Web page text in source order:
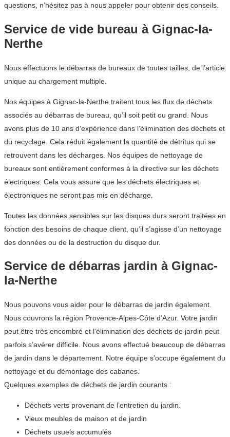
questions, n’hésitez pas à nous appeler pour obtenir des conseils.
Service de vide bureau à Gignac-la-
Nerthe
Nous effectuons le débarras de bureaux de toutes tailles, de l’article
unique au chargement multiple.
Nos équipes à Gignac-la-Nerthe traitent tous les flux de déchets
associés au débarras de bureau, qu’il soit petit ou grand. Nous
avons plus de 10 ans d’expérience dans l’élimination des déchets et
du recyclage. Cela réduit également la quantité de détritus qui se
retrouvent dans les décharges. Nos équipes de nettoyage de
bureaux sont entièrement conformes à la directive sur les déchets
électriques. Cela vous assure que les déchets électriques et
électroniques ne seront pas mis en décharge.
Toutes les données sensibles sur les disques durs seront traitées en
fonction des besoins de chaque client, qu’il s’agisse d’un nettoyage
des données ou de la destruction du disque dur.
Service de débarras jardin à Gignac-
la-Nerthe
Nous pouvons vous aider pour le débarras de jardin également.
Nous couvrons la région Provence-Alpes-Côte d’Azur. Votre jardin
peut être très encombré et l’élimination des déchets de jardin peut
parfois s’avérer difficile. Nous avons effectué beaucoup de débarras
de jardin dans le département. Notre équipe s’occupe également du
nettoyage et du démontage des cabanes.
Quelques exemples de déchets de jardin courants :
Déchets verts provenant de l’entretien du jardin.
Vieux meubles de maison et de jardin
Déchets usuels accumulés